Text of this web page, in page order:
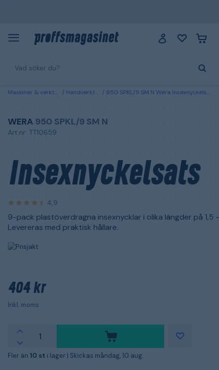
Maskiner & verktyg Handverktyg 950 SPKL/9 SM N Wera Insexnyckelsats
WERA 950 SPKL/9 SM N
Art.nr: TT10659
Insexnyckelsats
4,9
9-pack plastöverdragna insexnycklar i olika längder på 1,5
Levereras med praktisk hållare.
404 kr
Inkl. moms
Fler än 10 st i lager | Skickas måndag, 10 aug.